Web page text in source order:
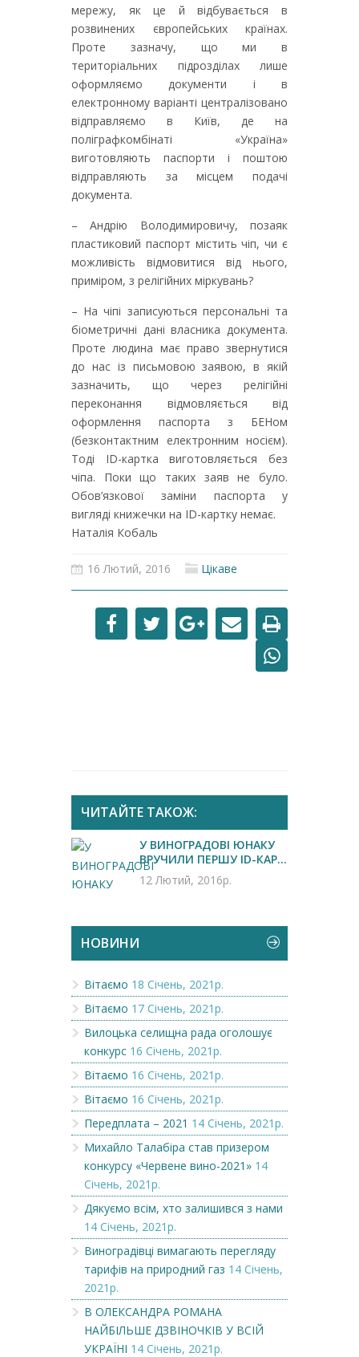
мережу, як це й відбувається в
розвинених європейських країнах.
Проте зазначу, що ми в
територіальних підрозділах лише
оформляємо документи і в
електронному варіанті централізовано
відправляємо в Київ, де на
поліграфкомбінаті «Україна»
виготовляють паспорти і поштою
відправляють за місцем подачі
документа.
– Андрію Володимировичу, позаяк
пластиковий паспорт містить чіп, чи є
можливість відмовитися від нього,
приміром, з релігійних міркувань?
– На чіпі записуються персональні та
біометричні дані власника документа.
Проте людина має право звернутися
до нас із письмовою заявою, в якій
зазначить, що через релігійні
переконання відмовляється від
оформлення паспорта з БЕНом
(безконтактним електронним носієм).
Тоді ID-картка виготовляється без
чіпа. Поки що таких заяв не було.
Обов’язкової заміни паспорта у
вигляді книжечки на ID-картку немає.
Наталія Кобаль
16 Лютий, 2016 Цікаве
ЧИТАЙТЕ ТАКОЖ:
У ВИНОГРАДОВІ ЮНАКУ
ВРУЧИЛИ ПЕРШУ ID-КАР...
12 Лютий, 2016р.
НОВИНИ
Вітаємо 18 Січень, 2021р.
Вітаємо 17 Січень, 2021р.
Вилоцька селищна рада оголошує
конкурс 16 Січень, 2021р.
Вітаємо 16 Січень, 2021р.
Вітаємо 16 Січень, 2021р.
Передплата – 2021 14 Січень, 2021р.
Михайло Талабіра став призером
конкурсу «Червене вино-2021» 14
Січень, 2021р.
Дякуємо всім, хто залишився з нами
14 Січень, 2021р.
Виноградівці вимагають перегляду
тарифів на природний газ 14 Січень,
2021р.
В ОЛЕКСАНДРА РОМАНА
НАЙБІЛЬШЕ ДЗВІНОЧКІВ У ВСІЙ
УКРАЇНІ 14 Січень, 2021р.